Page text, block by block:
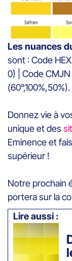
Les nuances
sont : Code
0) | Code CMJN
(60°,100%,50%).
Donnez vie à
unique et des
Eminence et
supérieur !
Notre prochain
portera sur la
Lire aussi :